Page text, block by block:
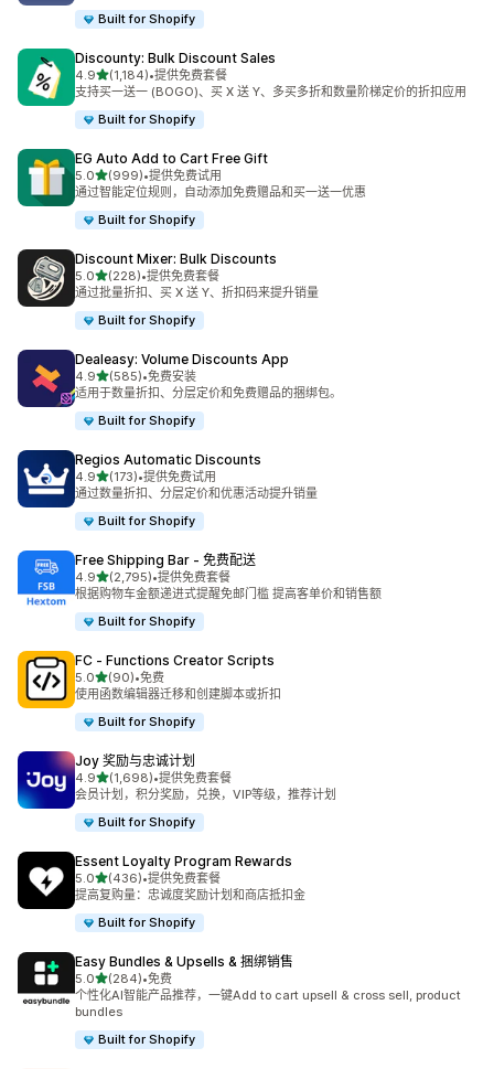
Built for Shopify
Discounty: Bulk Discount Sales
4.9星（满分 5 星）
(1,184)
总共 1184 条评论
•提供免费套餐
支持买一送一 (BOGO)、买 X 送 Y、多买多折和数量阶梯定价的折扣应用
Built for Shopify
EG Auto Add to Cart Free Gift
5.0星（满分 5 星）
(999)
总共 999 条评论
•提供免费试用
通过智能定位规则，自动添加免费赠品和买一送一优惠
Built for Shopify
Discount Mixer: Bulk Discounts
5.0星（满分 5 星）
(228)
总共 228 条评论
•提供免费套餐
通过批量折扣、买 X 送 Y、折扣码来提升销量
Built for Shopify
Dealeasy: Volume Discounts App
4.9星（满分 5 星）
(585)
总共 585 条评论
•免费安装
适用于数量折扣、分层定价和免费赠品的捆绑包。
Built for Shopify
Regios Automatic Discounts
4.9星（满分 5 星）
(173)
总共 173 条评论
•提供免费试用
通过数量折扣、分层定价和优惠活动提升销量
Built for Shopify
Free Shipping Bar ‑ 免费配送
4.9星（满分 5 星）
(2,795)
总共 2795 条评论
•提供免费套餐
根据购物车金额递进式提醒免邮门槛 提高客单价和销售额
Built for Shopify
FC ‑ Functions Creator Scripts
5.0星（满分 5 星）
(90)
总共 90 条评论
•免费
使用函数编辑器迁移和创建脚本或折扣
Built for Shopify
Joy 奖励与忠诚计划
4.9星（满分 5 星）
(1,698)
总共 1698 条评论
•提供免费套餐
会员计划，积分奖励，兑换，VIP等级，推荐计划
Built for Shopify
Essent Loyalty Program Rewards
5.0星（满分 5 星）
(436)
总共 436 条评论
•提供免费套餐
提高复购量：忠诚度奖励计划和商店抵扣金
Built for Shopify
Easy Bundles & Upsells & 捆绑销售
5.0星（满分 5 星）
(284)
总共 284 条评论
•免费
个性化AI智能产品推荐，一键Add to cart upsell & cross sell, product
bundles
Built for Shopify